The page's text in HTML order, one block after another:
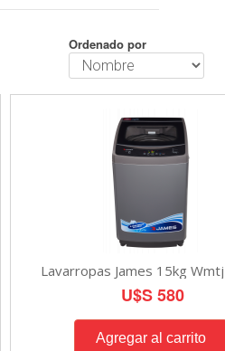
Ordenado por
Lavarropas James 15kg
U$S 580